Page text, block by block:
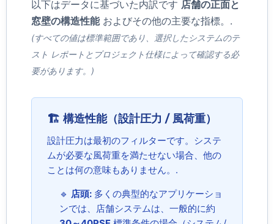
以下はデータに基づいた内訳です 店舗の正面と
窓壁の構造性能およびその他の主要な指標。.
(すべての値は標準範囲であり、選択したシステムのテ
スト レポートとプロジェクト仕様によって確認する必
要があります。)
🏗️ 構造性能（設計圧力 / 風荷重）
設計圧力は最初のフィルターです。システ
ムが必要な風荷重を満たせない場合、他の
ことは何の意味もありません。.
🔹 店頭: 多くの典型的なアプリケーショ
ンでは、店舗システムは、一般的に約